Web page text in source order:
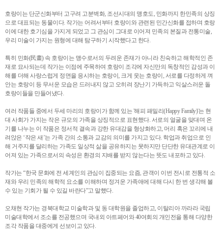
호랑이는 단군신화부터 고구려 고분벽화, 조선시대의 맹호도, 민화까지 한민족의 상징
으로 대표되는 동물이다. 작가는 어려서부터 호랑이와 관련된 민간신화를 접하며 호랑
이에 대한 호기심을 가지게 되었고 그 관심이 그대로 이어져 민족의 본질과 전통미술,
우리 미술이 가지는 원형에 대해 탐구하기 시작했다고 한다.
특히 민화(民畫) 속 호랑이는 맹수로서의 두려운 존재가 아니라 친숙하고 해학적인 존
재로 묘사되는데 작가는 이점에 주목하여 호랑이 조각에 자신만의 독창적인 감성과 이
해를 더해 사랑스럽게 정면을 응시하는 호랑이, 크게 웃는 호랑이, 서로를 다정하게 껴
안는 호랑이 등 무서운 모습은 드러내지 않고 오히려 장난기 가득하고 익살스러운 돌
호랑이들을 만들어냈다.
여러 작품들 중에서 두세 마리의 호랑이가 함께 있는 '해피 패밀리(Happy Family)'는 현
대 사회가 가지는 작은 규모의 가족을 상징적으로 표현했다. 서로의 얼굴을 맞대며 온
기를 나누는 이 작품은 정서적 결속과 강한 유대감을 형상화하고, 머리 혹은 꼬리에 내
려앉은 ‘작은 새’는 가족 간의 소통과 교감의 의미를 가지고 있다. 학업과 취업으로 인
해 거주지를 달리하는 가족도 일상적 삶을 공유하지는 못하지만 단단한 유대관계로 이
어져 있는 가족으로서의 속성은 환경의 지배를 받지 않는다는 뜻도 내포하고 있다.
작가는 “한국 문화에 전 세계인의 관심이 집중되는 요즘, 관객이 이번 전시로 전통적 소
재와 우리 민족의 해학적 요소를 이해하며 정겨운 가족애에 대해 다시 한 번 생각해 볼
수 있는 기회가 될 수 있길 바란다”고 말했다.
오채현 작가는 경북대학교 미술학과 및 동 대학원을 졸업하고, 이탈리아 까라라 국립
미술대학에서 조소를 전공했으며 국내외 아트페어와 40여회의 개인전을 통해 다양한
조각 작품을 대중에게 선보이고 있다.